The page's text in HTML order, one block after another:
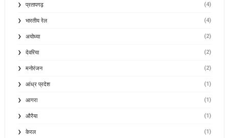
प्रतापगढ़ (4)
भारतीय रेल (4)
अयोध्या (2)
देवरिया (2)
मनोरंजन (2)
आंध्र प्रदेश (1)
आगरा (1)
औरैया (1)
केरल (1)